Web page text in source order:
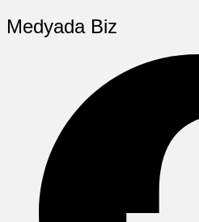
Medyada Biz